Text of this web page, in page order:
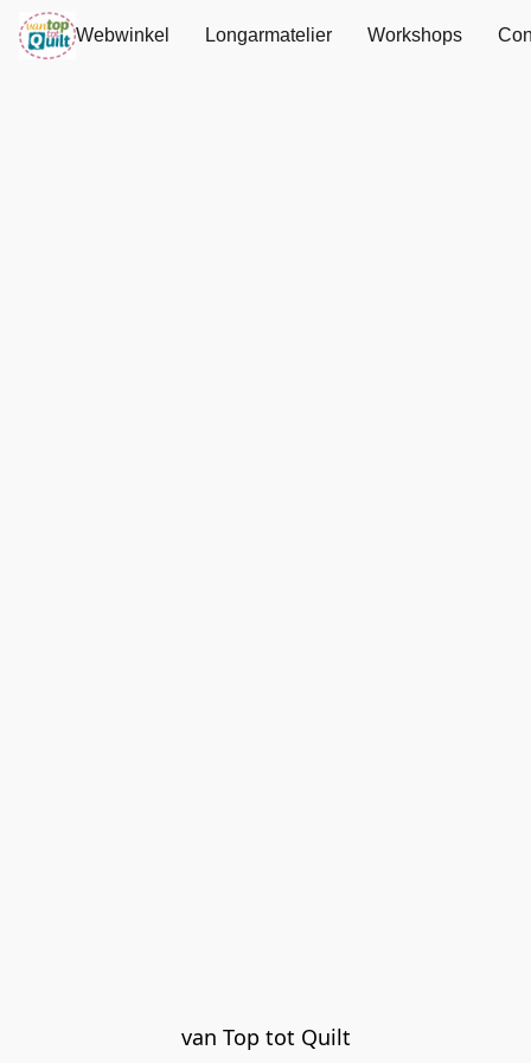
Webwinkel Longarmatelier Workshops
van Top tot Quilt